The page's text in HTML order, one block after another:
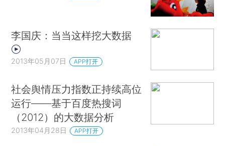
李国庆：当当这样挖大数据
2013年05月07日 APP打开
社会舆情压力指数正持续高位
运行——基于百度热搜词
（2012）的大数据分析
2013年04月28日 APP打开